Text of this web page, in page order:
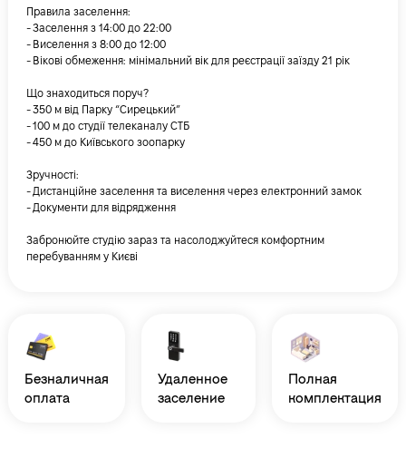
Правила заселення:
- Заселення з 14:00 до 22:00
- Виселення з 8:00 до 12:00
- Вікові обмеження: мінімальний вік для реєстрації заїзду 21 рік
Що знаходиться поруч?
- 350 м від Парку “Сирецький”
- 100 м до студії телеканалу СТБ
- 450 м до Київського зоопарку
Зручності:
- Дистанційне заселення та виселення через електронний замок
- Документи для відрядження
Забронюйте студію зараз та насолоджуйтеся комфортним
перебуванням у Києві
безналичная
оплата
удаленное
заселение
полная
комплектация